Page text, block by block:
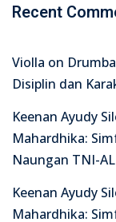
Recent
Violla on
Disiplin dan
Keenan Ayudy
Mahardhika:
Naungan TNI-AL
Keenan Ayudy
Mahardhika: